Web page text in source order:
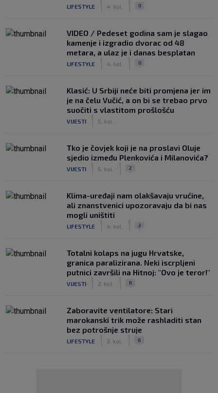
LIFESTYLE 4. kol. 0
VIDEO / Pedeset godina sam je slagao
kamenje i izgradio dvorac od 48
metara, a ulaz je i danas besplatan
LIFESTYLE 4. kol. 0
Klasić: U Srbiji neće biti promjena jer im
je na čelu Vučić, a on bi se trebao prvo
suočiti s vlastitom prošlošću
VIJESTI 5. kol.
Tko je čovjek koji je na proslavi Oluje
sjedio između Plenkovića i Milanovića?
VIJESTI 5. kol. 2
Klima-uređaji nam olakšavaju vrućine,
ali znanstvenici upozoravaju da bi nas
mogli uništiti
LIFESTYLE 4. kol. 2
Totalni kolaps na jugu Hrvatske,
granica paralizirana. Neki iscrpljeni
putnici završili na Hitnoj: "Ovo je teror!"
VIJESTI 2. kol. 6
Zaboravite ventilatore: Stari
marokanski trik može rashladiti stan
bez potrošnje struje
LIFESTYLE 3. kol. 6